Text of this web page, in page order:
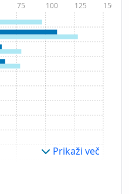
75 100 125 150
Prikaži več